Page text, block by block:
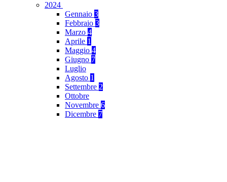
2024
Gennaio 3
Febbraio 3
Marzo 4
Aprile 1
Maggio 4
Giugno 7
Luglio
Agosto 1
Settembre 2
Ottobre
Novembre 6
Dicembre 7